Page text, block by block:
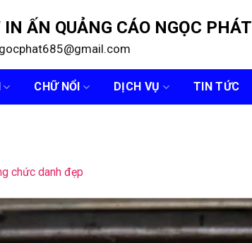
ẤN QUẢNG CÁO NGỌC PHÁT
CHỮ NỔI DỊCH VỤ TIN TỨC
chức danh đẹp